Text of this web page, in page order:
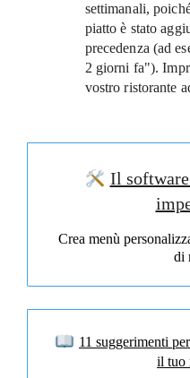
Il
Crea menù
di
11 suggerimenti
il tuo
settimanali,
piatto è stato
precedenza (ad
2 giorni fa").
vostro ristorante